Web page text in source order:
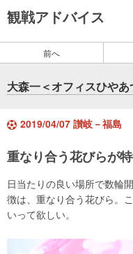
観戦アドバイス
前へ
大森一＜オフィスひやあ
2019/04/07 讃岐－福島
重なり合う花びらが
日当たりの良い場所で数輪
徴は、重なり合う花びら。
いって欲しい。